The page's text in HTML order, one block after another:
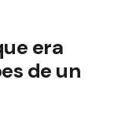
era
de un